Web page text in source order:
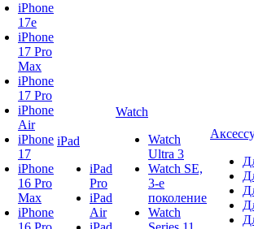
iPhone
17e
iPhone
17 Pro
Max
iPhone
17 Pro
iPhone
Air
iPhone
17
iPhone
16 Pro
Max
iPhone
iPad
iPad
Pro
iPad
Air
Watch
Watch
Ultra 3
Watch SE,
3-е
поколение
Watch